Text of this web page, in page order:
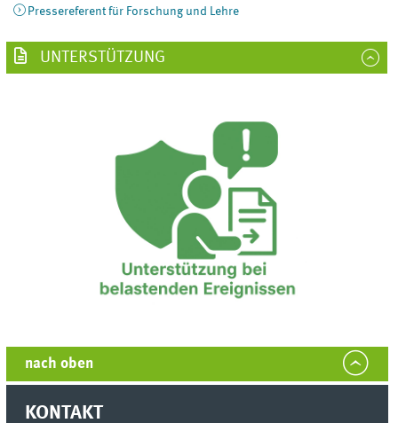
Pressereferent für Forschung und Lehre
UNTERSTÜTZUNG
nach oben
KONTAKT